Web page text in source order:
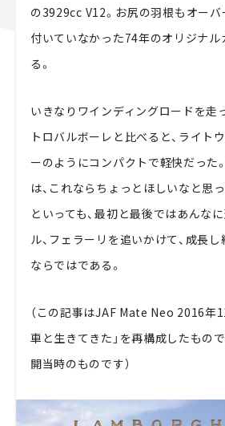
の3929cc V12。お尻の羽根もオー
付いていなかった74年のオリジナル
る。
いきなりワインディングロードを走
トロバルボーレと比べると、ライト
ーのようにコンパクトで軽快だった
は、これならちょっとほしいなと思
といっても、最初と最後ではあんな
ル、フェラーリを追いかけて、成長
ならではである。
（この記事はJAF Mate Neo 2016年
車と生きてきた」を再構成したもの
開当時のものです）